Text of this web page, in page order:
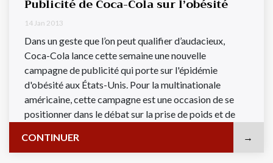
Publicité de Coca-Cola sur l’obésité
14 Jan 2013
Dans un geste que l’on peut qualifier d’audacieux,
Coca-Cola lance cette semaine une nouvelle
campagne de publicité qui porte sur l'épidémie
d'obésité aux États-Unis. Pour la multinationale
américaine, cette campagne est une occasion de se
positionner dans le débat sur la prise de poids et de
CONTINUER